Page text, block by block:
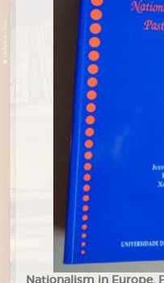
Nationalism in Europe.